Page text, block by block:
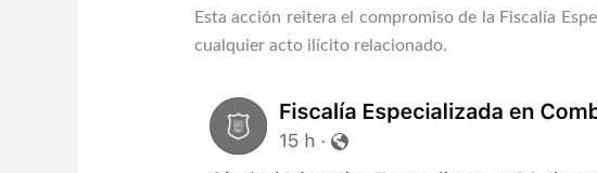
Esta acción reitera el compromiso de la Fiscalía
cualquier acto ilícito relacionado.